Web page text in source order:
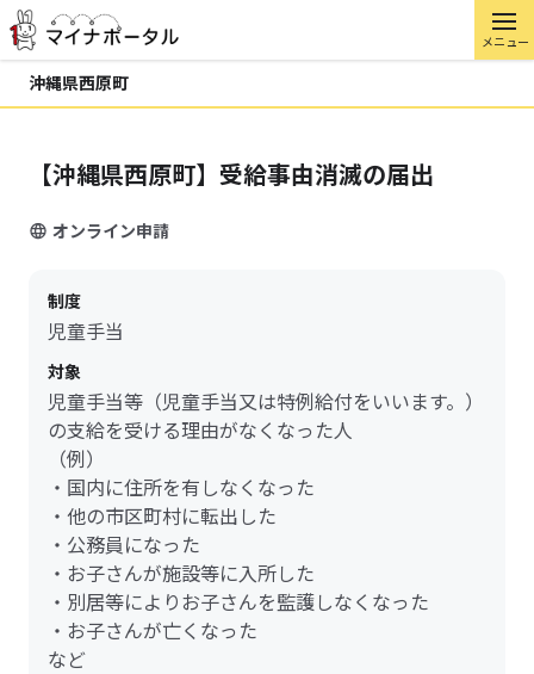
メニュー
沖縄県西原町
【沖縄県西原町】受給事由消滅の届出
オンライン申請
制度
児童手当
対象
児童手当等（児童手当又は特例給付をいいます。）
の支給を受ける理由がなくなった人
（例）
・国内に住所を有しなくなった
・他の市区町村に転出した
・公務員になった
・お子さんが施設等に入所した
・別居等によりお子さんを監護しなくなった
・お子さんが亡くなった
など